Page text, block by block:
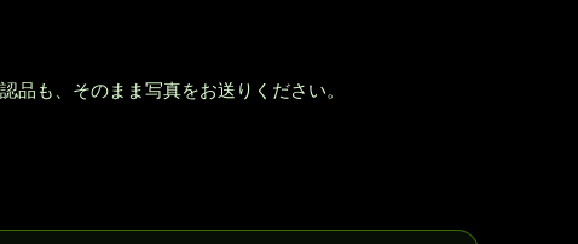
も、そのまま写真をお送りください。